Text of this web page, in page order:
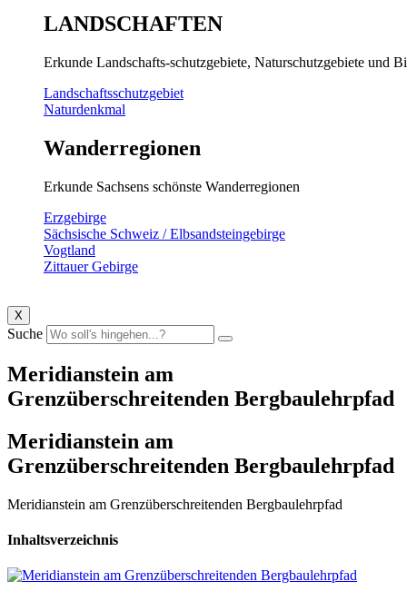
LANDSCHAFTEN
Erkunde Landschafts-schutzgebiete, Naturschutzgebiete und
Landschaftsschutzgebiet
Naturdenkmal
Wanderregionen
Erkunde Sachsens schönste Wanderregionen
Erzgebirge
Sächsische Schweiz / Elbsandsteingebirge
Vogtland
Zittauer Gebirge
X
Suche
Meridianstein am
Grenzüberschreitenden Bergbaulehrpfad
Meridianstein am
Grenzüberschreitenden Bergbaulehrpfad
Meridianstein am Grenzüberschreitenden Bergbaulehrpfad
Inhaltsverzeichnis